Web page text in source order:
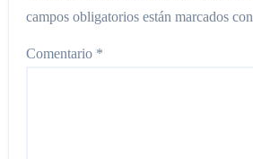
campos obligatorios están marcados con
Comentario *